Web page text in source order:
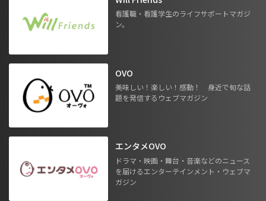
看護職・看護学生のライフサポートマガジ
ン。
OVO
美味しい！楽しい！感動！ 身近で旬な話
題を発信するウェブマガジン
エンタメOVO
ドラマ・映画・舞台・音楽などのニュース
を届けるエンターテインメント・ウェブマ
ガジン